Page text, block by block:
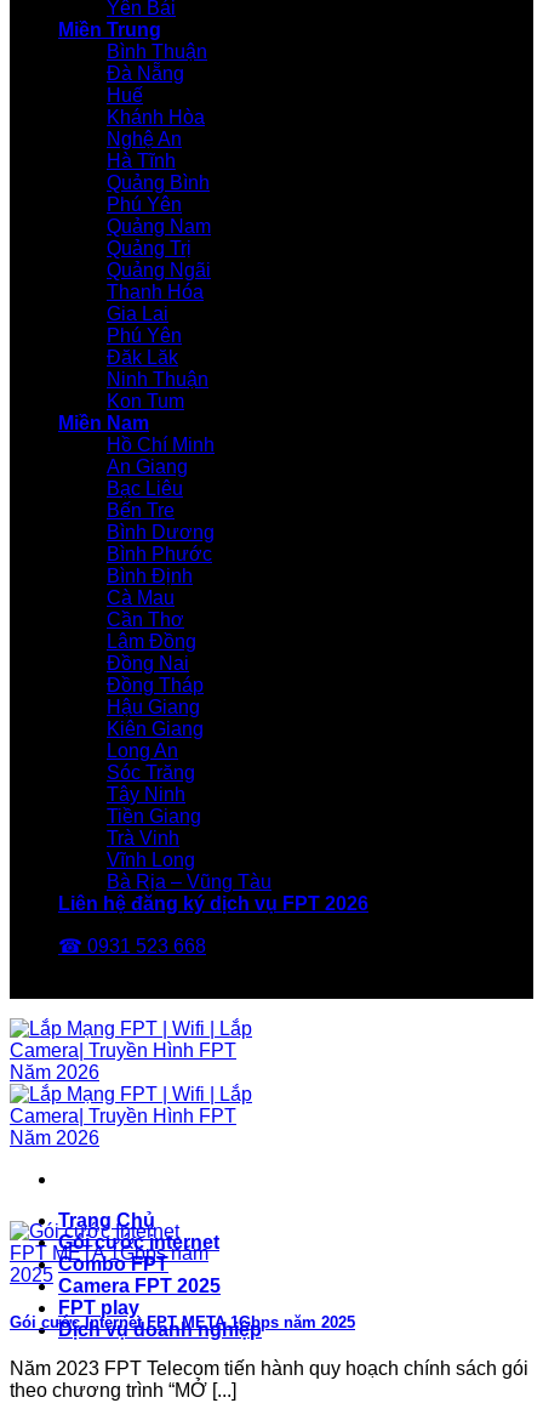
Yên Bái
Miền Trung
Bình Thuận
Đà Nẵng
Huế
Khánh Hòa
Nghệ An
Hà Tĩnh
Quảng Bình
Phú Yên
Quảng Nam
Quảng Trị
Quảng Ngãi
Thanh Hóa
Gia Lai
Phú Yên
Đăk Lăk
Ninh Thuận
Kon Tum
Miền Nam
Hồ Chí Minh
An Giang
Bạc Liêu
Bến Tre
Bình Dương
Bình Phước
Bình Định
Cà Mau
Cần Thơ
Lâm Đồng
Đồng Nai
Đồng Tháp
Hậu Giang
Kiên Giang
Long An
Sóc Trăng
Tây Ninh
Tiền Giang
Trà Vinh
Vĩnh Long
Bà Rịa – Vũng Tàu
Liên hệ đăng ký dịch vụ FPT 2026
☎ 0931 523 668
Trang Chủ
Gói cước internet
Combo FPT
Camera FPT 2025
FPT play
Dịch vụ doanh nghiệp
Gói cước Internet FPT META 1Gbps năm 2025
Năm 2023 FPT Telecom tiến hành quy hoạch chính sách gói
theo chương trình “MỞ [...]